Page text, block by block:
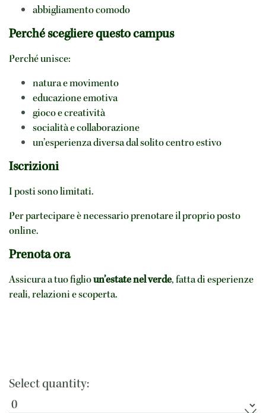
abbigliamento comodo
Perché scegliere questo campus
Perché unisce:
natura e movimento
educazione emotiva
gioco e creatività
socialità e collaborazione
un’esperienza diversa dal solito centro estivo
Iscrizioni
I posti sono limitati.
Per partecipare è necessario prenotare il proprio posto
online.
Prenota ora
Assicura a tuo figlioun’estate nel verde, fatta di esperienze
reali, relazioni e scoperta.
Select quantity: